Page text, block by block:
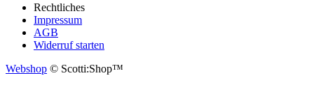
Rechtliches
Impressum
AGB
Widerruf starten
Webshop © Scotti:Shop™